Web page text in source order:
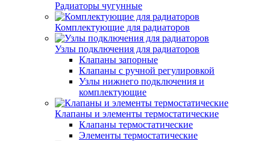
Радиаторы чугунные
Комплектующие для радиаторов
Узлы подключения для радиаторов
Клапаны запорные
Клапаны с ручной регулировкой
Узлы нижнего подключения и
комплектующие
Клапаны и элементы термостатические
Клапаны термостатические
Элементы термостатические